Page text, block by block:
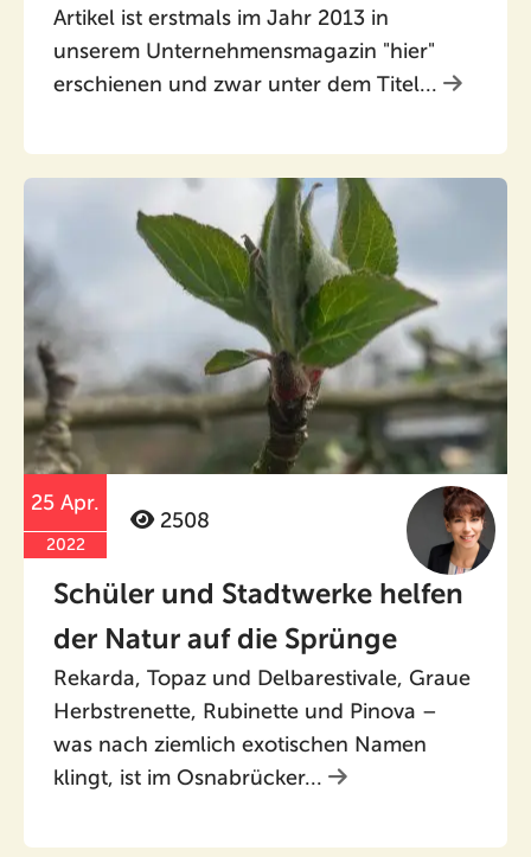
Artikel ist erstmals im Jahr 2013 in
unserem Unternehmensmagazin "hier"
erschienen und zwar unter dem Titel...
25 Apr.
2022
2508
Schüler und Stadtwerke helfen
der Natur auf die Sprünge
Rekarda, Topaz und Delbarestivale, Graue
Herbstrenette, Rubinette und Pinova –
was nach ziemlich exotischen Namen
klingt, ist im Osnabrücker...